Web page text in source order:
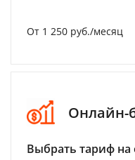
От 1 250 руб./месяц
Онлайн-
Выбрать тариф на